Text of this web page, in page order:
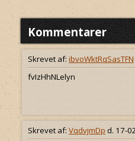
Kommentarer
Skrevet af: ibvoWktRqSasTFN
fvIzHhNLelyn
Skrevet af: VqdvjmDp d. 17-